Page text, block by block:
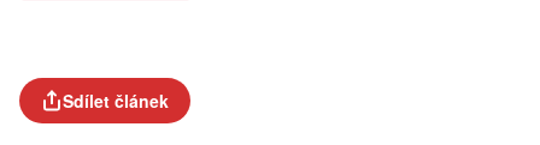
Sdílet článek